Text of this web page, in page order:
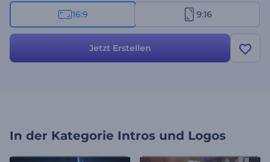
Symbolen von Lernen und Erfolg erscheinen. Ideal für
Abschlussfeiern, Schulvideos, Präsentationseinstiege und
Ihre Abschlussgeschichte unvergesslich!
16:9 9:16
Jetzt Erstellen
In der Kategorie Intros und Logos